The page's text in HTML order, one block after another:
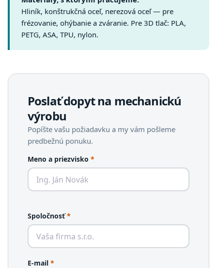
Hliník, konštrukčná oceľ, nerezová oceľ — pre
frézovanie, ohýbanie a zváranie. Pre 3D tlač: PLA,
PETG, ASA, TPU, nylon.
Poslať dopyt na mechanickú
výrobu
Popíšte vašu požiadavku a my vám pošleme
predbežnú ponuku.
Meno a priezvisko *
Spoločnosť*
E-mail *